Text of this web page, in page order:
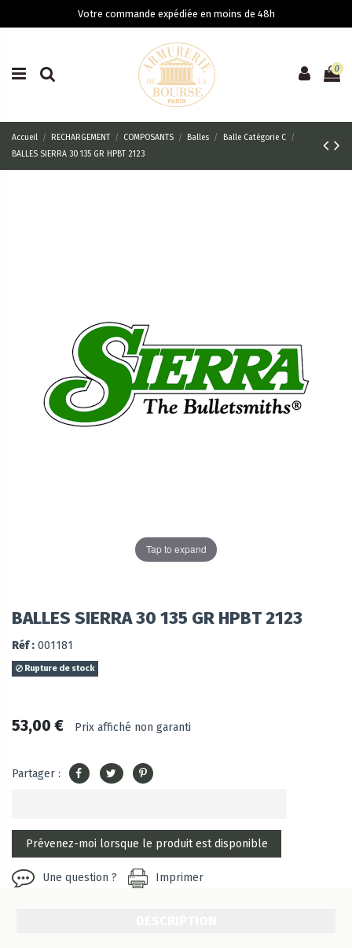
Votre commande expédiée en moins de 48h
0
Accueil RECHARGEMENT COMPOSANTS Balles
Balle Catégorie C
BALLES SIERRA 30 135 GR HPBT 2123
Tap to expand
BALLES SIERRA 30 135 GR HPBT 2123
Réf : 001181
Rupture de stock
53,00 € Prix affiché non garanti
Partager :
Une question ? Imprimer